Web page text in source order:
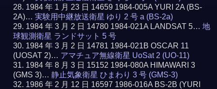
1984 年 1 月 23 日 14659 1984-005A YURI 2A (BS-
2A)…実験用中継放送衛星 ゆり 2 号 a (BS-2a)
1984 年 3 月 2 日 14780 1984-021A LANDSAT 5…地
球観測衛星 ランドサット 5 号
1984 年 3 月 2 日 14781 1984-021B OSCAR 11
(UOSAT 2)… アマチュア無線衛星 UoSat 2 (UO-11)
1984 年 8 月 3 日 15152 1984-080A HIMAWARI 3
(GMS 3)…静止気象衛星 ひまわり 3 号 (GMS-3)
1986 年 2 月 12 日 16597 1986-016A BS-2B (YURI